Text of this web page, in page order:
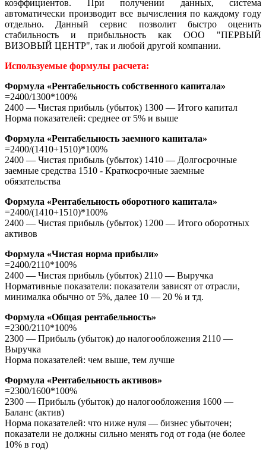
коэффициентов. При получении данных, система
автоматически производит все вычисления по каждому году
отдельно. Данный сервис позволит быстро оценить
стабильность и прибыльность как ООО "ПЕРВЫЙ
ВИЗОВЫЙ ЦЕНТР", так и любой другой компании.
Используемые формулы расчета:
Формула «Рентабельность собственного капитала»
=2400/1300*100%
2400 — Чистая прибыль (убыток) 1300 — Итого капитал
Норма показателей: среднее от 5% и выше
Формула «Рентабельность заемного капитала»
=2400/(1410+1510)*100%
2400 — Чистая прибыль (убыток) 1410 — Долгосрочные
заемные средства 1510 - Краткосрочные заемные
обязательства
Формула «Рентабельность оборотного капитала»
=2400/(1410+1510)*100%
2400 — Чистая прибыль (убыток) 1200 — Итого оборотных
активов
Формула «Чистая норма прибыли»
=2400/2110*100%
2400 — Чистая прибыль (убыток) 2110 — Выручка
Нормативные показатели: показатели зависят от отрасли,
минималка обычно от 5%, далее 10 — 20 % и тд.
Формула «Общая рентабельность»
=2300/2110*100%
2300 — Прибыль (убыток) до налогообложения 2110 —
Выручка
Норма показателей: чем выше, тем лучше
Формула «Рентабельность активов»
=2300/1600*100%
2300 — Прибыль (убыток) до налогообложения 1600 —
Баланс (актив)
Норма показателей: что ниже нуля — бизнес убыточен;
показатели не должны сильно менять год от года (не более
10% в год)